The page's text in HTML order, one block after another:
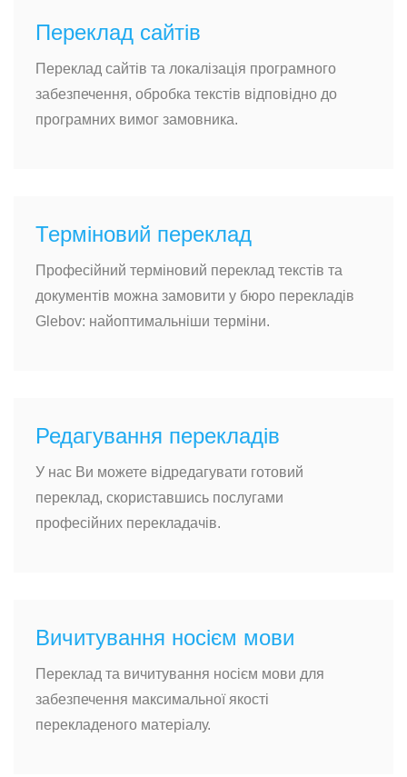
Переклад сайтів
Переклад сайтів та локалізація програмного
забезпечення, обробка текстів відповідно до
програмних вимог замовника.
Терміновий переклад
Професійний терміновий переклад текстів та
документів можна замовити у бюро перекладів
Glebov: найоптимальніши терміни.
Редагування перекладів
У нас Ви можете відредагувати готовий
переклад, скориставшись послугами
професійних перекладачів.
Вичитування носієм мови
Переклад та вичитування носієм мови для
забезпечення максимальної якості
перекладеного матеріалу.